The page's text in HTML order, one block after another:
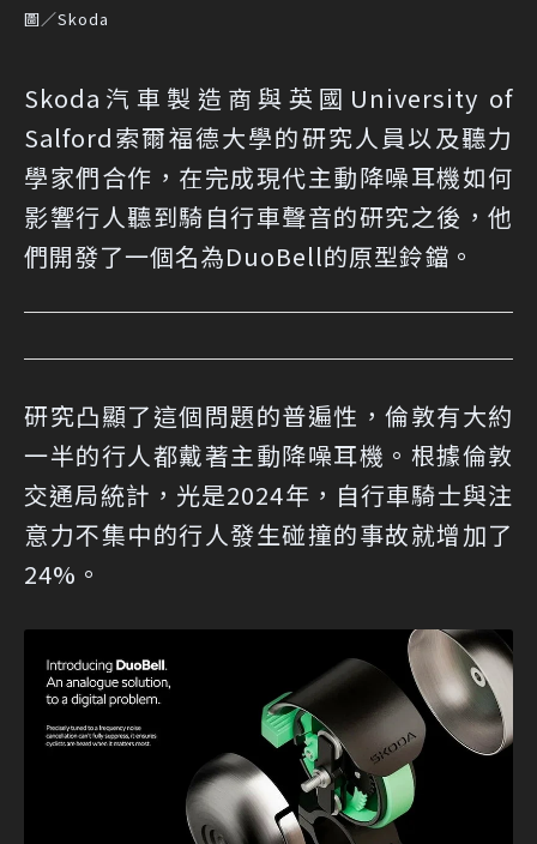
圖／Skoda
Skoda汽車製造商與英國University of
Salford索爾福德大學的研究人員以及聽力
學家們合作，在完成現代主動降噪耳機如何
影響行人聽到騎自行車聲音的研究之後，他
們開發了一個名為DuoBell的原型鈴鐺。
研究凸顯了這個問題的普遍性，倫敦有大約
一半的行人都戴著主動降噪耳機。根據倫敦
交通局統計，光是2024年，自行車騎士與注
意力不集中的行人發生碰撞的事故就增加了
24%。